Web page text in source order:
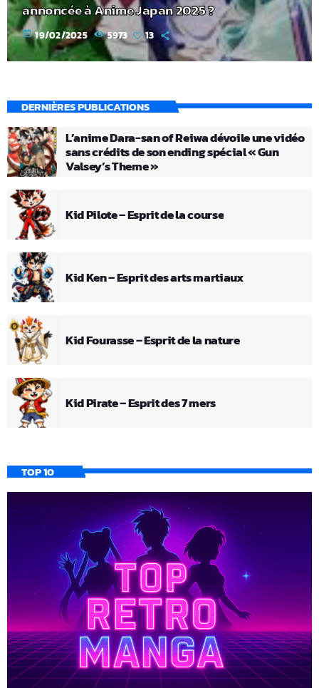
annoncée à Anime Japan 2025 ?
today 19/02/2025 5973 13
DERNIÈRES PUBLICATIONS
L’anime Dara-san of Reiwa dévoile une vidéo
sans crédits de son ending spécial « Gun
Valsey’s Theme »
Kid Pilote – Esprit de la course
Kid Ken – Esprit des arts martiaux
Kid Fourasse – Esprit de la nature
Kid Pirate – Esprit des 7 mers
TOP 10